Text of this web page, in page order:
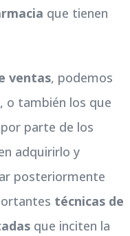
que tienen
ventas, podemos
o también los que
parte de los
adquirirlo y
posteriormente
técnicas de
que inciten la